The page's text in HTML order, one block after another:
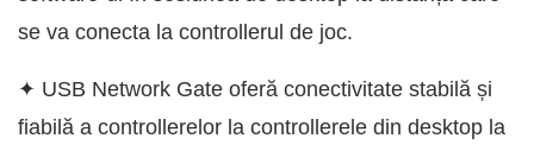
se va conecta la controllerul de joc.
✦ USB Network Gate oferă conectivitate stabilă și
fiabilă a controllerelor la controllerele din desktop la